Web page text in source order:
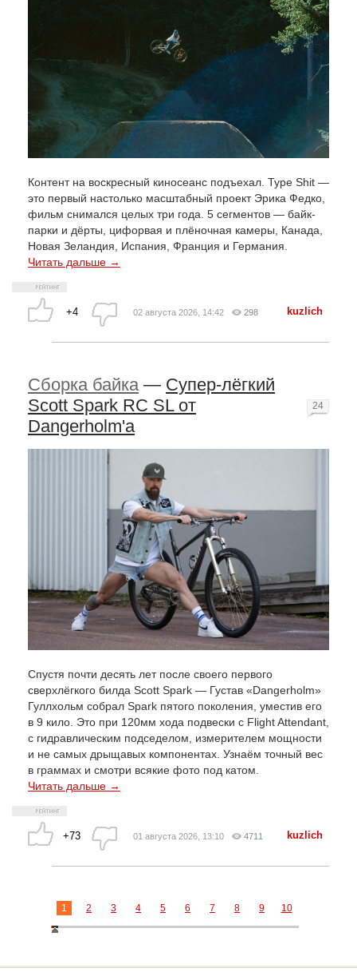
Контент на воскресный киносеанс подъехал. Type Shit —
это первый настолько масштабный проект Эрика Федко,
фильм снимался целых три года. 5 сегментов — байк-
парки и дёрты, цифорвая и плёночная камеры, Канада,
Новая Зеландия, Испания, Франция и Германия.
Читать дальше →
+4 02 августа 2026, 14:42 298 kuzlich
Сборка байка — Супер-лёгкий
Scott Spark RC SL от
Dangerholm'a
Спустя почти десять лет после своего первого
сверхлёгкого билда Scott Spark — Густав «Dangerholm»
Гуллхольм собрал Spark пятого поколения, уместив его
в 9 кило. Это при 120мм хода подвески с Flight Attendant,
с гидравлическим подседелом, измерителем мощности
и не самых дрыщавых компонентах. Узнаём точный вес
в граммах и смотри всякие фото под катом.
Читать дальше →
+73
24
01 августа 2026, 13:10 4711 kuzlich
1 2 3 4 5 6 7 8 9 10